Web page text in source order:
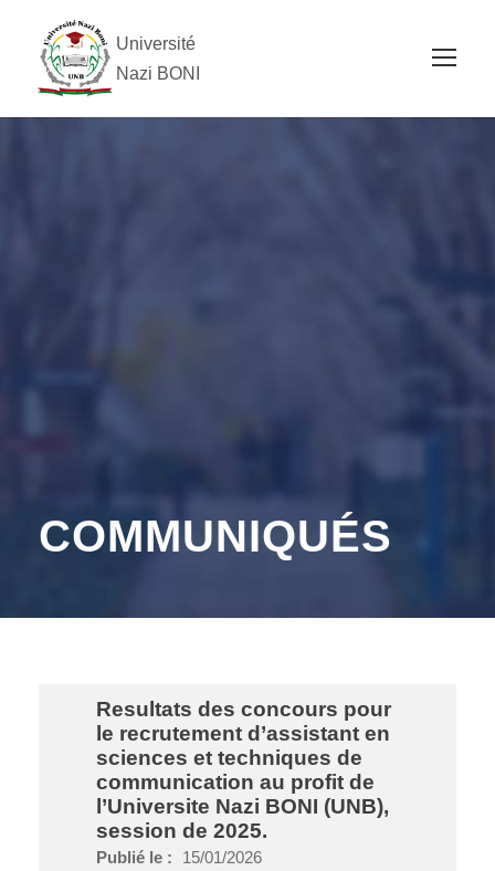
Université
Nazi BONI
COMMUNIQUÉS
Resultats des concours pour
le recrutement d’assistant en
sciences et techniques de
communication au profit de
l’Universite Nazi BONI (UNB),
session de 2025.
Publié le : 15/01/2026